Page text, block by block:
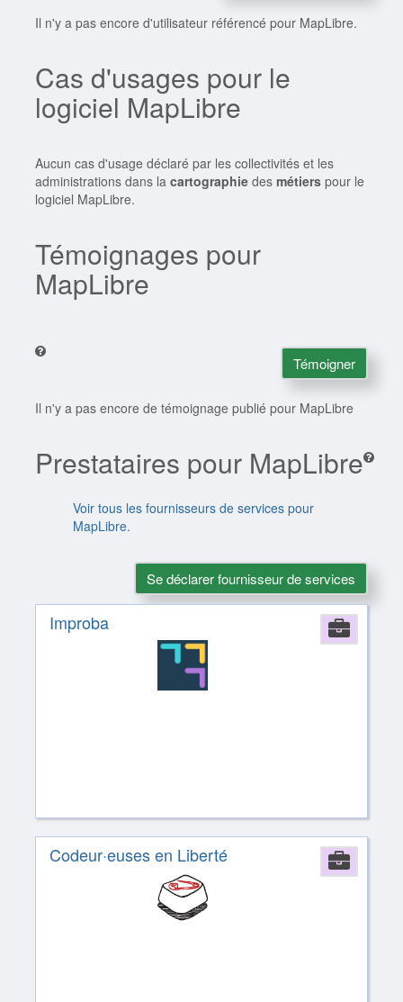
Il n'y a pas encore d'utilisateur référencé pour MapLibre.
Cas d'usages pour le
logiciel MapLibre
Aucun cas d'usage déclaré par les collectivités et les
administrations dans lacartographie desmétiers pour le
logiciel MapLibre.
Témoignages pour
MapLibre
Témoigner
Il n'y a pas encore de témoignage publié pour MapLibre
Prestataires pour MapLibre
Voir tous les fournisseurs de services pour
MapLibre.
Se déclarer fournisseur de services
Improba
Codeur·euses en Liberté